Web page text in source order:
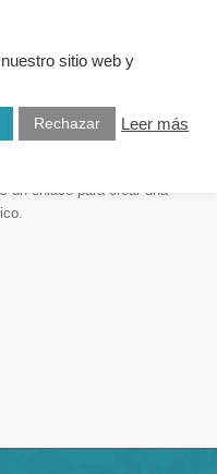
tu nombre de
un enlace para crear una
sitio web y
Rechazar
Leer más